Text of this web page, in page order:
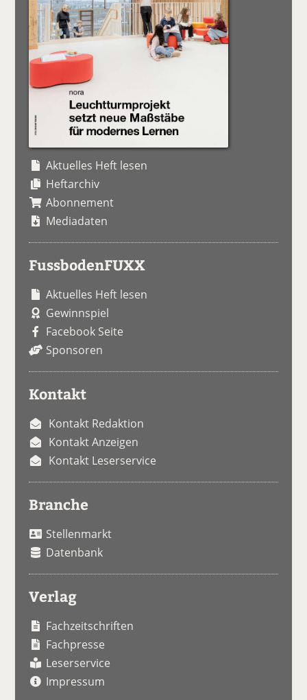
Aktuelles Heft lesen
Heftarchiv
Abonnement
Mediadaten
FussbodenFUXX
Aktuelles Heft lesen
Gewinnspiel
Facebook Seite
Sponsoren
Kontakt
Kontakt Redaktion
Kontakt Anzeigen
Kontakt Leserservice
Branche
Stellenmarkt
Datenbank
Verlag
Fachzeitschriften
Fachpresse
Leserservice
Impressum